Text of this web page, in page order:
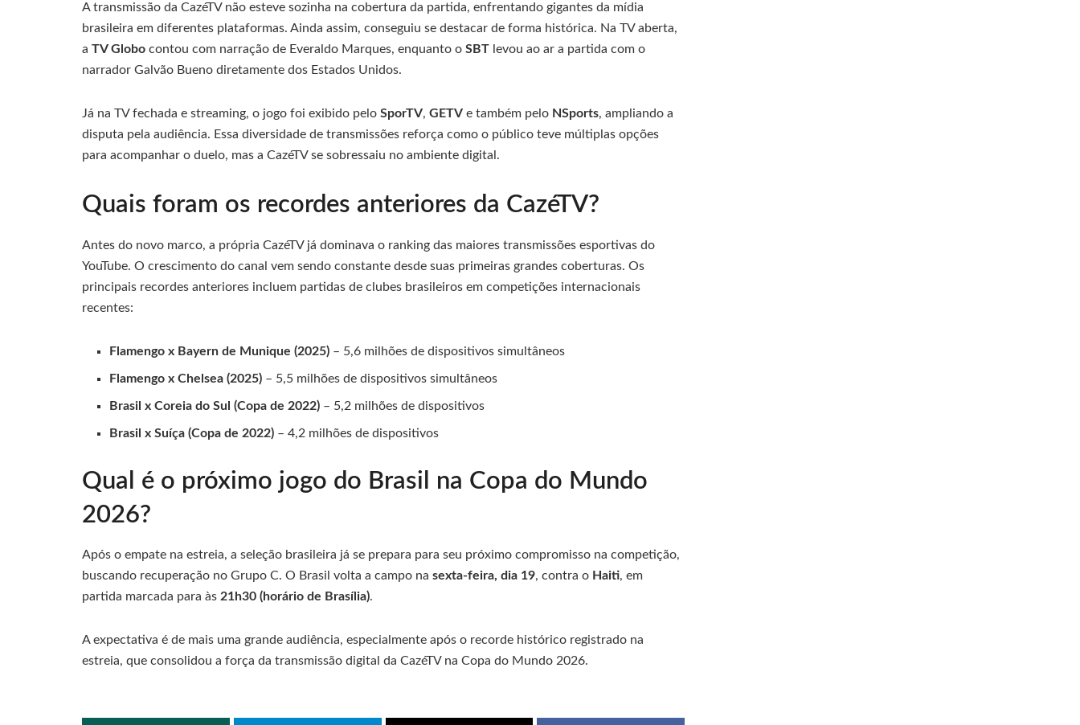
A transmissão da CazéTV não esteve sozinha na cobertura da partida, enfrentando gigantes da mídia
brasileira em diferentes plataformas. Ainda assim, conseguiu se destacar de forma histórica. Na TV aberta,
a TV Globo contou com narração de Everaldo Marques, enquanto o SBT levou ao ar a partida com o
narrador Galvão Bueno diretamente dos Estados Unidos.
Já na TV fechada e streaming, o jogo foi exibido pelo SporTV, GETV e também pelo NSports, ampliando a
disputa pela audiência. Essa diversidade de transmissões reforça como o público teve múltiplas opções
para acompanhar o duelo, mas a CazéTV se sobressaiu no ambiente digital.
Quais foram os recordes anteriores da CazéTV?
Antes do novo marco, a própria CazéTV já dominava o ranking das maiores transmissões esportivas do
YouTube. O crescimento do canal vem sendo constante desde suas primeiras grandes coberturas. Os
principais recordes anteriores incluem partidas de clubes brasileiros em competições internacionais
recentes:
Flamengo x Bayern de Munique (2025) – 5,6 milhões de dispositivos simultâneos
Flamengo x Chelsea (2025) – 5,5 milhões de dispositivos simultâneos
Brasil x Coreia do Sul (Copa de 2022) – 5,2 milhões de dispositivos
Brasil x Suíça (Copa de 2022) – 4,2 milhões de dispositivos
Qual é o próximo jogo do Brasil na Copa do Mundo
2026?
Após o empate na estreia, a seleção brasileira já se prepara para seu próximo compromisso na competição,
buscando recuperação no Grupo C. O Brasil volta a campo na sexta-feira, dia 19, contra o Haiti, em
partida marcada para às 21h30 (horário de Brasília).
A expectativa é de mais uma grande audiência, especialmente após o recorde histórico registrado na
estreia, que consolidou a força da transmissão digital da CazéTV na Copa do Mundo 2026.